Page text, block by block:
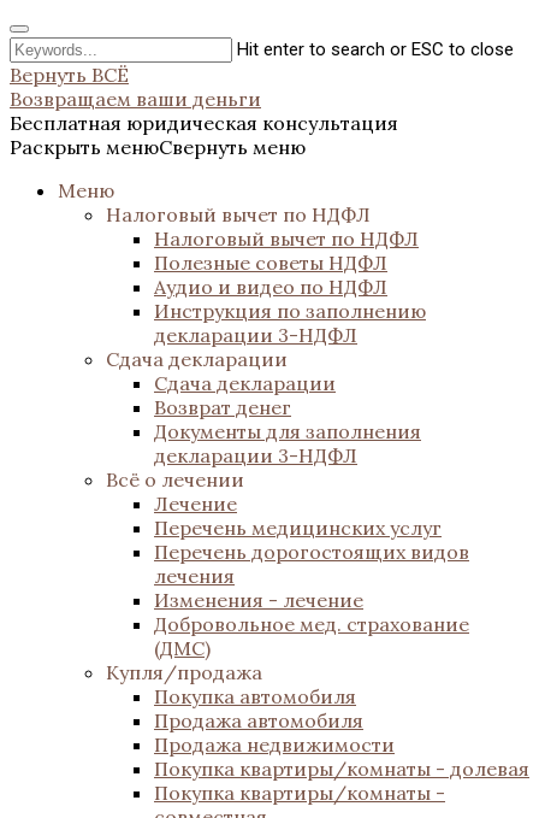
Hit enter to search or ESC to close
Вернуть ВСЁ
Возвращаем ваши деньги
Бесплатная юридическая консультация
Раскрыть менюСвернуть меню
Меню
Налоговый вычет по НДФЛ
Налоговый вычет по НДФЛ
Полезные советы НДФЛ
Аудио и видео по НДФЛ
Инструкция по заполнению
декларации 3-НДФЛ
Сдача декларации
Сдача декларации
Возврат денег
Документы для заполнения
декларации 3-НДФЛ
Всё о лечении
Лечение
Перечень медицинских услуг
Перечень дорогостоящих видов
лечения
Изменения - лечение
Добровольное мед. страхование
(ДМС)
Купля/продажа
Покупка автомобиля
Продажа автомобиля
Продажа недвижимости
Покупка квартиры/комнаты - долевая
Покупка квартиры/комнаты -